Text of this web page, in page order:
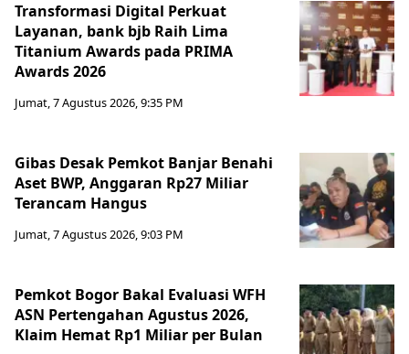
Transformasi Digital Perkuat
Layanan, bank bjb Raih Lima
Titanium Awards pada PRIMA
Awards 2026
Jumat, 7 Agustus 2026, 9:35 PM
Gibas Desak Pemkot Banjar Benahi
Aset BWP, Anggaran Rp27 Miliar
Terancam Hangus
Jumat, 7 Agustus 2026, 9:03 PM
Pemkot Bogor Bakal Evaluasi WFH
ASN Pertengahan Agustus 2026,
Klaim Hemat Rp1 Miliar per Bulan